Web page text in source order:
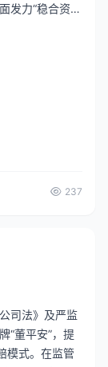
发力“稳合资、
237
司法》及严监
“董平安”，提
模式。在监管